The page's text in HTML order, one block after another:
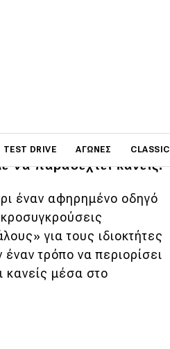
TEST DRIVE ΑΓΏΝΕΣ CLASSIC
περισσότερες
να παραδεχτεί κανείς.
έναν αφηρημένο οδηγό
για τους ιδιοκτήτες
τρόπο να περιορίσει
κανείς μέσα στο